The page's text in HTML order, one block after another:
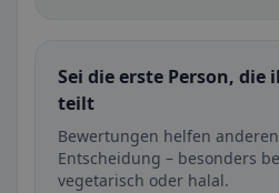
Sei die erste Person, die
teilt
Bewertungen helfen
Entscheidung – besonders
vegetarisch oder halal.